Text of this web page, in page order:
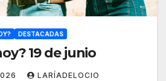
DESTACADAS
19 de junio
LARÍADELOCIO